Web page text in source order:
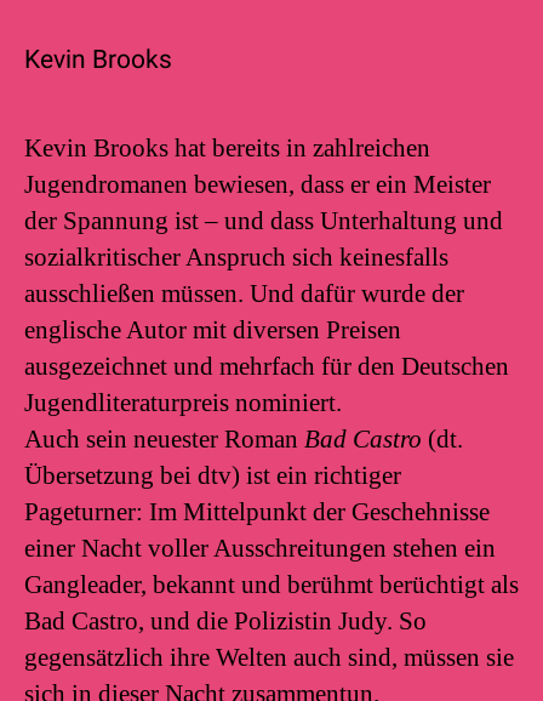
Kevin Brooks
Kevin Brooks hat bereits in zahlreichen
Jugendromanen bewiesen, dass er ein Meister
der Spannung ist – und dass Unterhaltung und
sozialkritischer Anspruch sich keinesfalls
ausschließen müssen. Und dafür wurde der
englische Autor mit diversen Preisen
ausgezeichnet und mehrfach für den Deutschen
Jugendliteraturpreis nominiert.
Auch sein neuester Roman Bad Castro (dt.
Übersetzung bei dtv) ist ein richtiger
Pageturner: Im Mittelpunkt der Geschehnisse
einer Nacht voller Ausschreitungen stehen ein
Gangleader, bekannt und berühmt berüchtigt als
Bad Castro, und die Polizistin Judy. So
gegensätzlich ihre Welten auch sind, müssen sie
sich in dieser Nacht zusammentun.